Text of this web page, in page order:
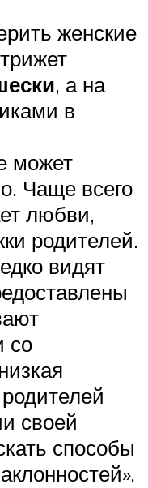
женские
, а на
в
может
Чаще всего
любви,
родителей.
видят
со
своей
способы